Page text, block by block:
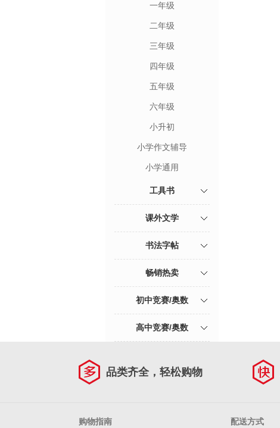
一年级
二年级
三年级
四年级
五年级
六年级
小升初
小学作文辅导
小学通用
工具书
课外文学
书法字帖
畅销热卖
初中竞赛/奥数
高中竞赛/奥数
品类齐全，轻松购物
购物指南 配送方式